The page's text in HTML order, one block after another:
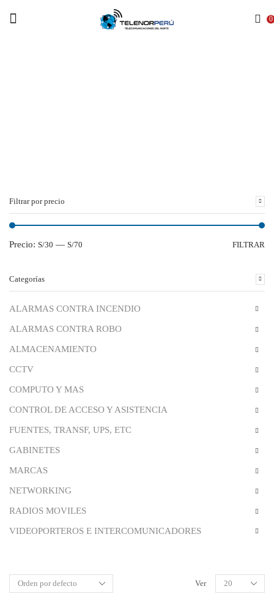
0
Menu
Ver
Filtrar por precio
FILTRAR
Precio: S/30 — S/70
Categorías
ALARMAS CONTRA INCENDIO
ALARMAS CONTRA ROBO
ALMACENAMIENTO
CCTV
COMPUTO Y MAS
CONTROL DE ACCESO Y ASISTENCIA
FUENTES, TRANSF, UPS, ETC
GABINETES
MARCAS
NETWORKING
RADIOS MOVILES
VIDEOPORTEROS E INTERCOMUNICADORES